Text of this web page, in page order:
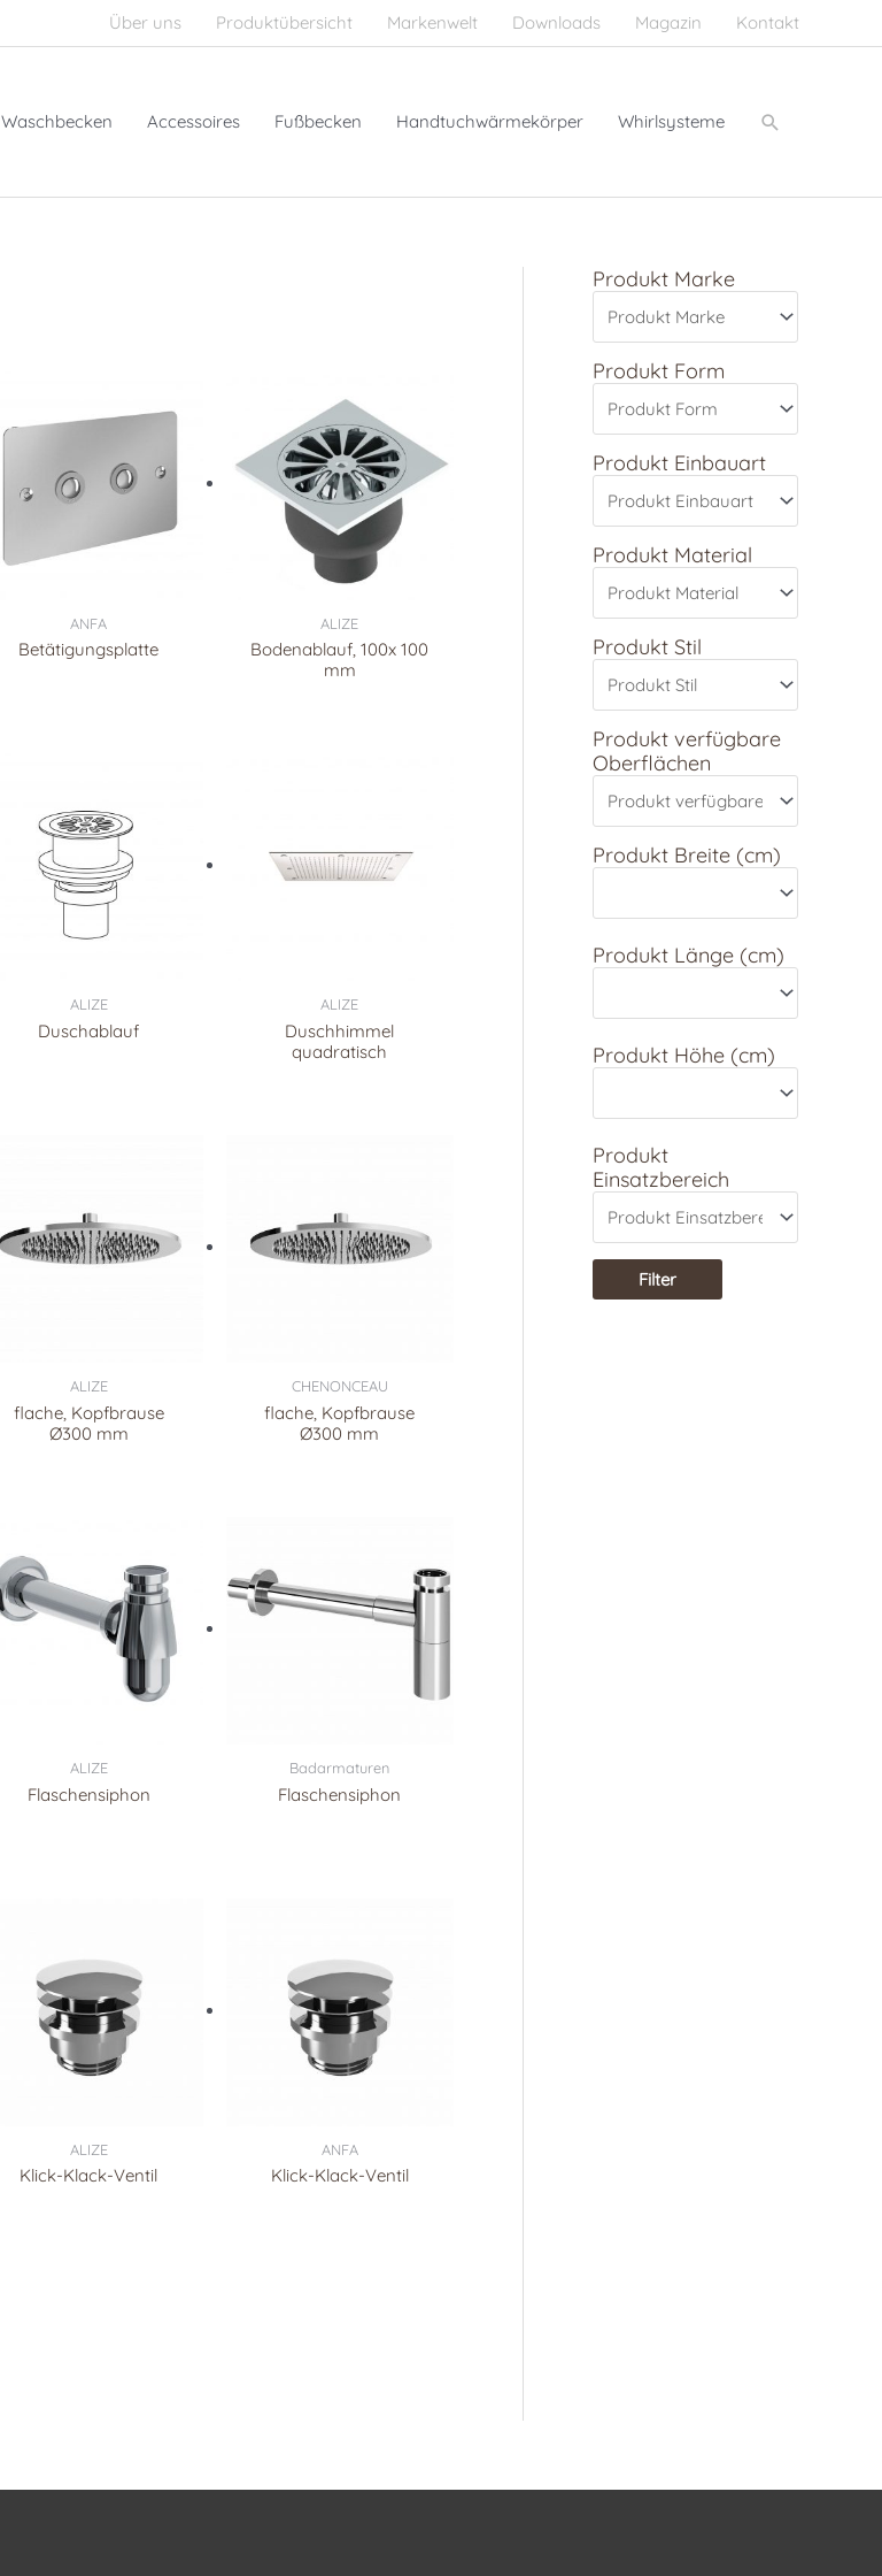
Über uns Produktübersicht Markenwelt Downloads Magazin Kontakt
Waschbecken Accessoires Fußbecken Handtuchwärmekörper Whirlsysteme Suchen
ANFA
Betätigungsplatte
ALIZE
Bodenablauf, 100x 100
mm
ALIZE
Duschablauf
ALIZE
Duschhimmel
quadratisch
ALIZE
flache, Kopfbrause
Ø300 mm
CHENONCEAU
flache, Kopfbrause
Ø300 mm
ALIZE
Flaschensiphon
Badarmaturen
Flaschensiphon
ALIZE
Klick-Klack-Ventil
ANFA
Klick-Klack-Ventil
Produkt Marke
Produkt Form
Produkt Einbauart
Produkt Material
Produkt Stil
Produkt verfügbare
Oberflächen
Produkt Breite (cm)
Produkt Länge (cm)
Produkt Höhe (cm)
Produkt
Einsatzbereich
Filter